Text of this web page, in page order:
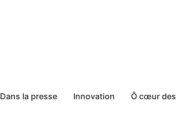
Dans la presse Innovation Ô cœur